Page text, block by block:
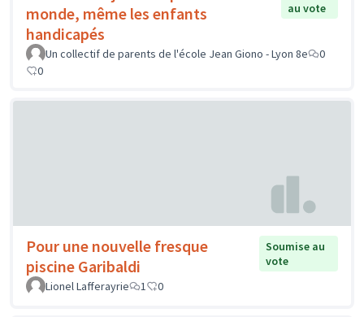
monde, même les enfants
handicapés
au vote
Un collectif de parents de l'école Jean Giono - Lyon 8e
0
0
Pour une nouvelle fresque
piscine Garibaldi
Soumise au
vote
Lionel Lafferayrie
1 0